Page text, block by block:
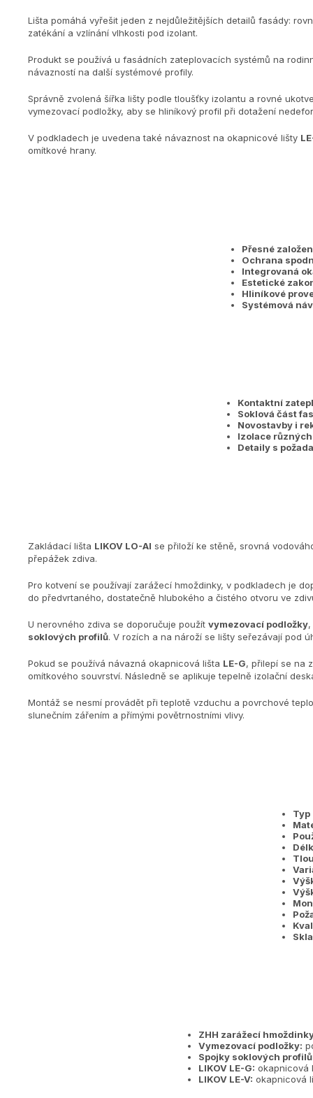
Lišta pomáhá vyřešit jeden z nejdůležitějších detailů fasády:
zatékání a vzlínání vlhkosti pod izolant.
Produkt se používá u fasádních zateplovacích systémů na
návazností na další systémové profily.
Správně zvolená šířka lišty podle tloušťky izolantu a rovné
vymezovací podložky, aby se hliníkový profil při dotažení
V podkladech je uvedena také návaznost na okapnicové lišty
omítkové hrany.
Přesné
Ochrana
Integrovaná
Estetické
Hliníkové
Systémová
Kontaktní
Soklová část
Novostavby i
Izolace
Detaily s
Zakládací lišta LIKOV LO-Al se přiloží ke stěně, srovná
přepážek zdiva.
Pro kotvení se používají zarážecí hmoždinky, v podkladech je
do předvrtaného, dostatečně hlubokého a čistého otvoru ve
U nerovného zdiva se doporučuje použít vymezovací podložky
soklových profilů. V rozích a na nároží se lišty seřezávají pod
Pokud se používá návazná okapnicová lišta LE-G, přilepí se na
omítkového souvrství. Následně se aplikuje tepelně izolační
Montáž se nesmí provádět při teplotě vzduchu a povrchové
slunečním zářením a přímými povětrnostními vlivy.
ZHH zarážecí
Vymezovací podložky:
Spojky soklových
LIKOV LE-G: okapnicová
LIKOV LE-V: okapnicová